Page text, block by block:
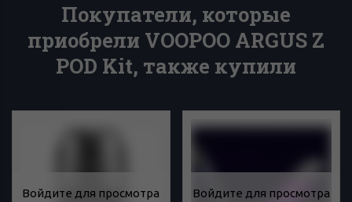
Покупатели, которые
приобрели VOOPOO ARGUS Z
POD Kit, также купили
Войдите для просмотра Войдите для просмотра